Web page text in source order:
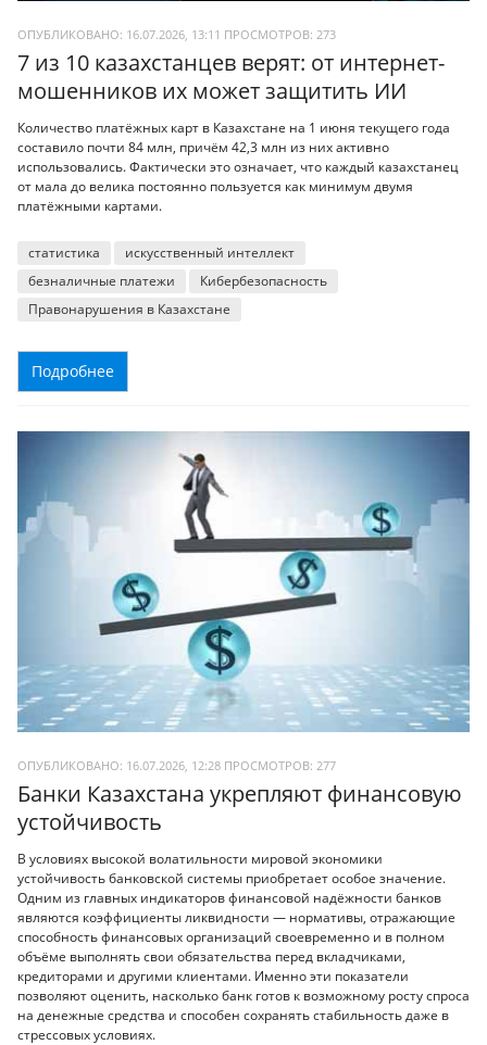
ОПУБЛИКОВАНО: 16.07.2026, 13:11 ПРОСМОТРОВ: 273
7 из 10 казахстанцев верят: от интернет-
мошенников их может защитить ИИ
Количество платёжных карт в Казахстане на 1 июня текущего года
составило почти 84 млн, причём 42,3 млн из них активно
использовались. Фактически это означает, что каждый казахстанец
от мала до велика постоянно пользуется как минимум двумя
платёжными картами.
статистика
искусственный интеллект
безналичные платежи
Кибербезопасность
Правонарушения в Казахстане
Подробнее
ОПУБЛИКОВАНО: 16.07.2026, 12:28 ПРОСМОТРОВ: 277
Банки Казахстана укрепляют финансовую
устойчивость
В условиях высокой волатильности мировой экономики
устойчивость банковской системы приобретает особое значение.
Одним из главных индикаторов финансовой надёжности банков
являются коэффициенты ликвидности — нормативы, отражающие
способность финансовых организаций своевременно и в полном
объёме выполнять свои обязательства перед вкладчиками,
кредиторами и другими клиентами. Именно эти показатели
позволяют оценить, насколько банк готов к возможному росту спроса
на денежные средства и способен сохранять стабильность даже в
стрессовых условиях.